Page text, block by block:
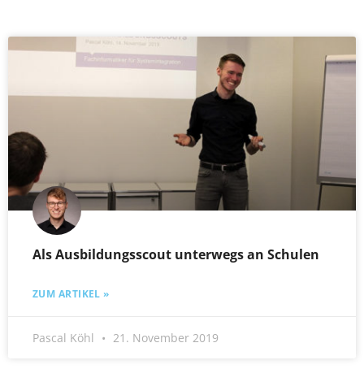
Als Ausbildungsscout unterwegs an Schulen
ZUM ARTIKEL »
Pascal Köhl 21. November 2019